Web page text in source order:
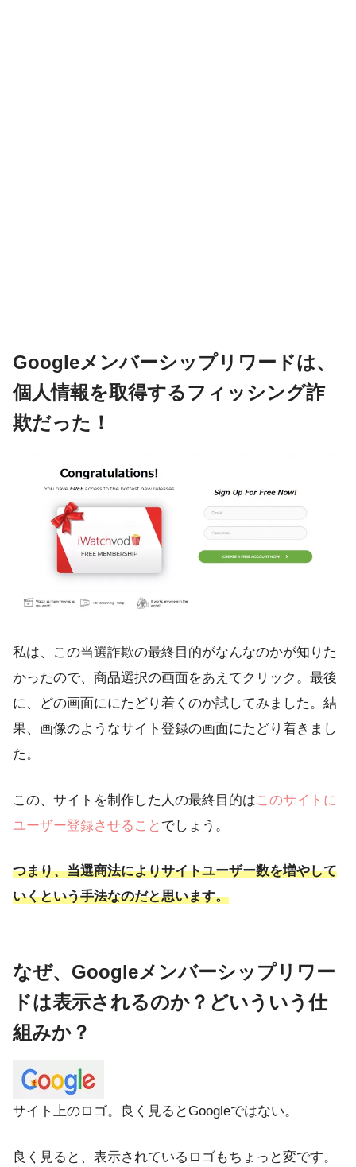
Googleメンバーシップリワードは、
個人情報を取得するフィッシング詐
欺だった！
私は、この当選詐欺の最終目的がなんなのかが知りた
かったので、商品選択の画面をあえてクリック。最後
に、どの画面ににたどり着くのか試してみました。結
果、画像のようなサイト登録の画面にたどり着きまし
た。
この、サイトを制作した人の最終目的はこのサイトに
ユーザー登録させること でしょう。
つまり、当選商法によりサイトユーザー数を増やして
いくという手法なのだと思います。
なぜ、Googleメンバーシップリワー
ドは表示されるのか？どいういう仕
組みか？
サイト上のロゴ。良く見るとGoogleではない。
良く見ると、表示されているロゴもちょっと変です。